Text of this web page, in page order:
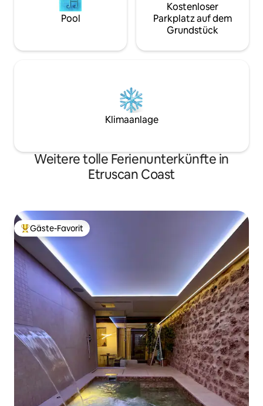
Pool
Kostenloser
Parkplatz auf dem
Grundstück
Klimaanlage
Weitere tolle Ferienunterkünfte in
Etruscan Coast
Beliebter Gäste-Favorit.
Gäste-Favorit